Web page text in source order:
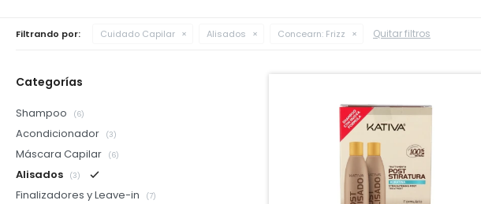
Filtrando por: Cuidado Capilar Alisados Concearn: Frizz Quitar filtros
Categorías
Shampoo (6)
Acondicionador (3)
Máscara Capilar (6)
Alisados (3)
Finalizadores y Leave-in (7)